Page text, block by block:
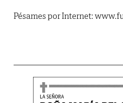
Pésames por Internet: